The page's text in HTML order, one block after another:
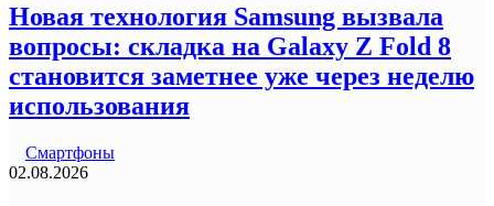
Новая технология Samsung вызвала
вопросы: складка на Galaxy Z Fold 8
становится заметнее уже через неделю
использования
Смартфоны
02.08.2026